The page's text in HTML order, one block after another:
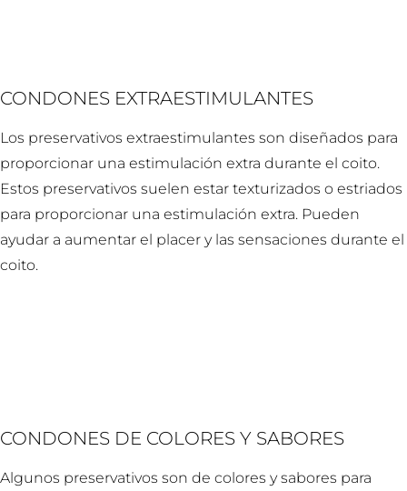
CONDONES EXTRAESTIMULANTES
Los preservativos extraestimulantes son diseñados para
proporcionar una estimulación extra durante el coito.
Estos preservativos suelen estar texturizados o estriados
para proporcionar una estimulación extra. Pueden
ayudar a aumentar el placer y las sensaciones durante el
coito.
CONDONES DE COLORES Y SABORES
Algunos preservativos son de colores y sabores para